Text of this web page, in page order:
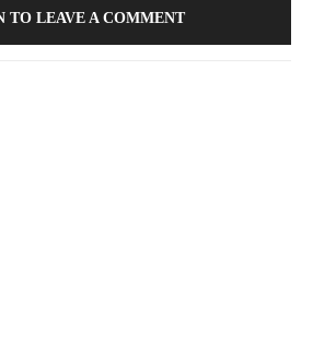
TO LEAVE A COMMENT